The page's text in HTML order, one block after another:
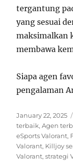
tergantung
yang sesuai
maksimalkan
membawa
Siapa agen
pengalaman
Posted
on
January 22, 2025
terbaik,Agen
eSports Valorant,
Valorant, Killjoy
Valorant,strategi